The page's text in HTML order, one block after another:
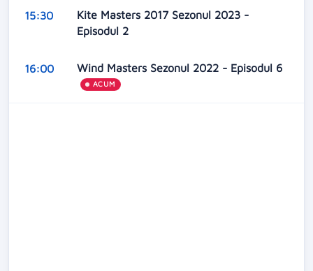
15:30
Kite Masters 2017 Sezonul 2023 -
Episodul 2
16:00 Wind Masters Sezonul 2022 - Episodul 6
ACUM